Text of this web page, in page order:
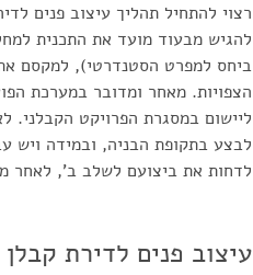
רצוי להתחיל תהליך עיצוב פנים
להגיש מבעוד מועד את התכנית
ביחס למפרט הסטנדרטי), למקסם
הצפויות. מאחר ומדובר במערכת
ליישום במסגרת הפרויקט הקבלני.
לבצע בתקופת הבניה, ובמידה ויש
לדחות את ביצועם לשלב ב', לאחר
עיצוב פנים לדירת